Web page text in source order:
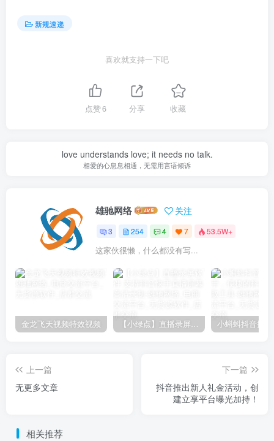
新规速递
喜欢就支持一下吧
点赞6 分享 收藏
love understands love; it needs no talk.
相爱的心息息相通，无需用言语倾诉
雄驰网络 关注
3 254 4 7 53.5W+
这家伙很懒，什么都没有写...
金龙飞天视频特效视频 【小绿点】直播录屏软件 支持抖音快手直播屏幕高清录制
上一篇
无更多文章
下一篇
抖音推出新人礼金活动，创
建立享平台曝光加持！
相关推荐